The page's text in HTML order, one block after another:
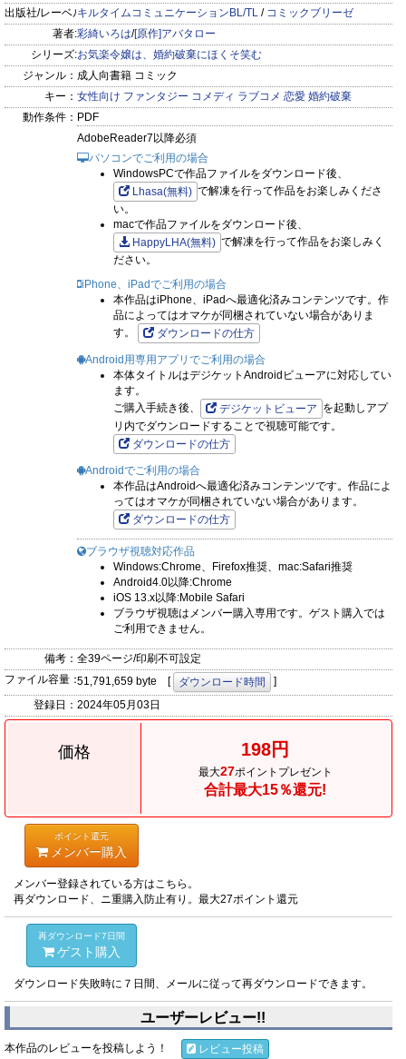
出版社/レーベル:キルタイムコミュニケーションBL/TL / コミックブリーゼ
著者:彩綺いろは/[原作]アバタロー
シリーズ:お気楽令嬢は、婚約破棄にほくそ笑む
ジャンル： 成人向書籍 コミック
キー： 女性向け ファンタジー コメディ ラブコメ 恋愛 婚約破棄
動作条件： PDF
AdobeReader7以降必須
パソコンでご利用の場合
WindowsPCで作品ファイルをダウンロード後、
Lhasa(無料) で解凍を行って作品をお楽しみくださ
い。
macで作品ファイルをダウンロード後、
HappyLHA(無料) で解凍を行って作品をお楽しみく
ださい。
iPhone、iPadでご利用の場合
本作品はiPhone、iPadへ最適化済みコンテンツです。作
品によってはオマケが同梱されていない場合がありま
す。
ダウンロードの仕方
Android用専用アプリでご利用の場合
本体タイトルはデジケットAndroidビューアに対応してい
ます。
ご購入手続き後、
デジケットビューア を起動しアプ
リ内でダウンロードすることで視聴可能です。
ダウンロードの仕方
Androidでご利用の場合
本作品はAndroidへ最適化済みコンテンツです。作品によ
ってはオマケが同梱されていない場合があります。
ダウンロードの仕方
ブラウザ視聴対応作品
Windows:Chrome、Firefox推奨、mac:Safari推奨
Android4.0以降:Chrome
iOS 13.x以降:Mobile Safari
ブラウザ視聴はメンバー購入専用です。ゲスト購入では
ご利用できません。
備考： 全39ページ/印刷不可設定
ファイル容量：51,791,659 byte [ ダウンロード時間
]
登録日： 2024年05月03日
価格 198円
最大27ポイントプレゼント
合計最大15％還元!
ポイント還元
メンバー購入
メンバー登録されている方はこちら。
再ダウンロード、ニ重購入防止有り。最大27ポイント還元
再ダウンロード7日間
ゲスト購入
ダウンロード失敗時に７日間、メールに従って再ダウンロードできます。
ユーザーレビュー!!
本作品のレビューを投稿しよう！
レビュー投稿